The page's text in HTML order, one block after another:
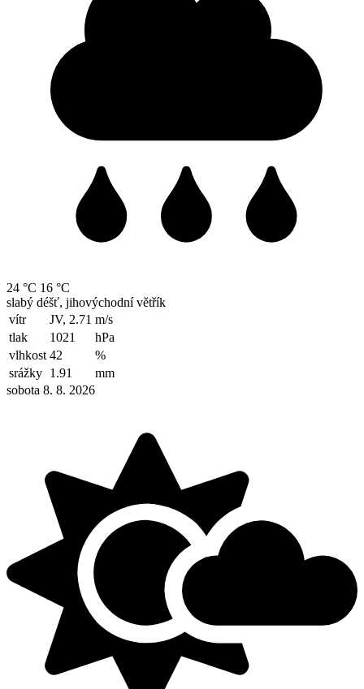
24 °C 16 °C
slabý déšť, jihovýchodní větřík
vítr
JV, 2.71 m/s
tlak
1021
hPa
vlhkost 42
%
srážky 1.91
mm
sobota 8. 8. 2026